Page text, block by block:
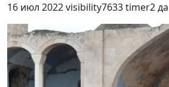
16 июл 2022visibility7633timer2